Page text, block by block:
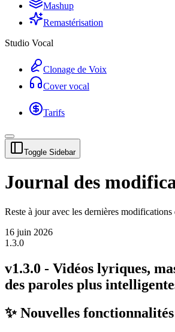
Mashup
Remastérisation
Studio Vocal
Clonage de Voix
Cover vocal
Tarifs
Toggle Sidebar
Journal des
Reste à jour avec les dernières
16 juin 2026
1.3.0
v1.3.0 - Vidéos lyriques,
des paroles plus
✨ Nouvelles fonctionnalités